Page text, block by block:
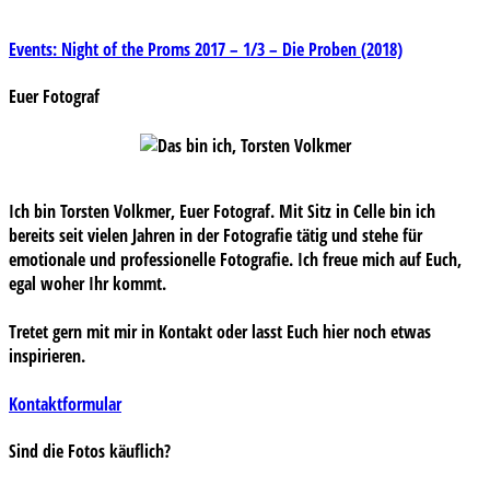
Beitragsnavigation
Events: Night of the Proms 2017 – 1/3 – Die Proben (2018)
Euer Fotograf
Ich bin Torsten Volkmer, Euer Fotograf. Mit Sitz in Celle bin ich
bereits seit vielen Jahren in der Fotografie tätig und stehe für
emotionale und professionelle Fotografie. Ich freue mich auf Euch,
egal woher Ihr kommt.
Tretet gern mit mir in Kontakt oder lasst Euch hier noch etwas
inspirieren.
Kontaktformular
Sind die Fotos käuflich?